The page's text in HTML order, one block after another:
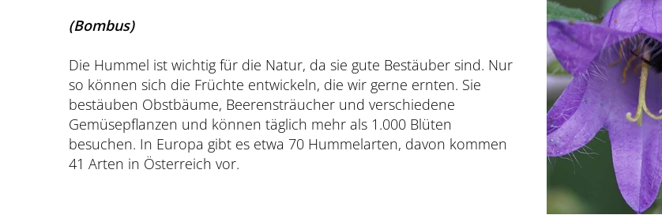
(Bombus)
Die Hummel ist wichtig für die Natur, da sie gute Bestäuber sind. Nur
so können sich die Früchte entwickeln, die wir gerne ernten. Sie
bestäuben Obstbäume, Beerensträucher und verschiedene
Gemüsepflanzen und können täglich mehr als 1.000 Blüten
besuchen. In Europa gibt es etwa 70 Hummelarten, davon kommen
41 Arten in Österreich vor.